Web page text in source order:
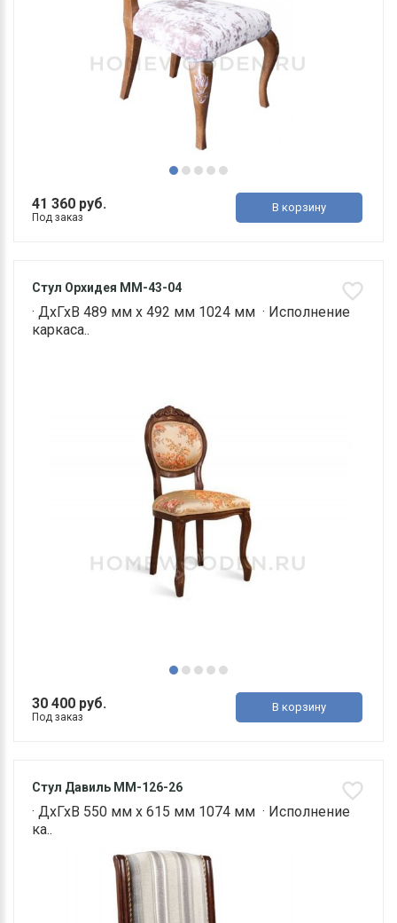
41 360 руб.
Под заказ
В корзину
Стул Орхидея ММ-43-04
· ДхГхВ 489 мм х 492 мм 1024 мм · Исполнение
каркаса..
30 400 руб.
Под заказ
В корзину
Стул Давиль ММ-126-26
· ДхГхВ 550 мм х 615 мм 1074 мм · Исполнение
ка..